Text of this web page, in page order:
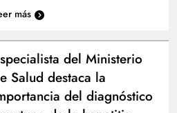
más
del Ministerio
Salud destaca la
del diagnóstico